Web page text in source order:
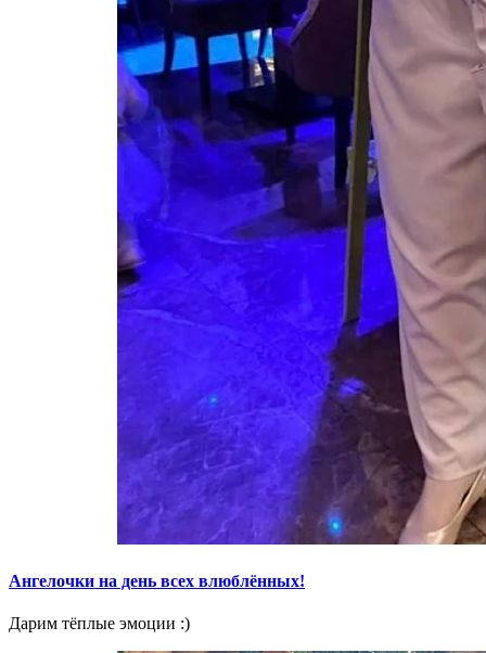
Ангелочки на день всех влюблённых!
Дарим тёплые эмоции :)